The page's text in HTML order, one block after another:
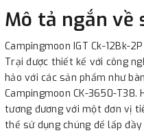
Mô tả ngắn về
Campingmoon IGT Ck-12Bk-
Trại được thiết kế với công
hảo với các sản phẩm như
Campingmoon CK-3650-
tương đương với một đơn vị
thể sử dụng chúng để lấp